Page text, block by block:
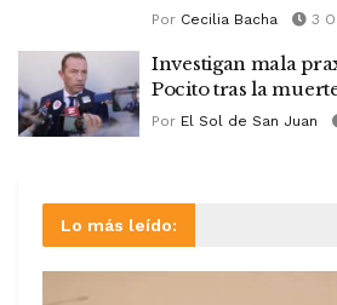
Por Cecilia Bacha 3
Investigan mala
Pocito tras la
Por El Sol de San Juan
Lo más leído: